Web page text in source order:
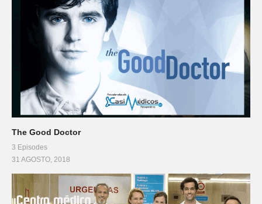
The Good Doctor
3 Episodes
31 AGOSTO, 2018